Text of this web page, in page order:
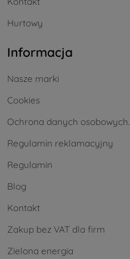
Hurtowy
Informacja
Nasze marki
Cookies
Ochrona danych osobowych.
Regulamin reklamacyjny
Regulamin
Blog
Kontakt
Zakup bez VAT dla firm
Zielona energia